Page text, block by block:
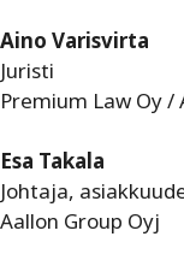
Aino Varisvirta
Juristi
Premium Law Oy /
Esa Takala
Johtaja,
Aallon Group Oyj